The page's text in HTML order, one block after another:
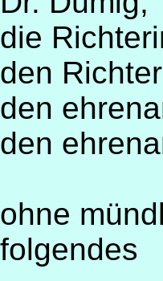
die
den
den
den
ohne
folgendes